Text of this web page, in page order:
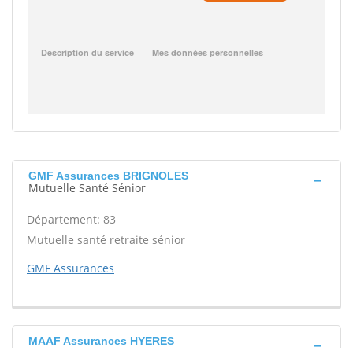
GMF Assurances BRIGNOLES
Mutuelle Santé Sénior
Département: 83
Mutuelle santé retraite sénior
GMF Assurances
MAAF Assurances HYERES